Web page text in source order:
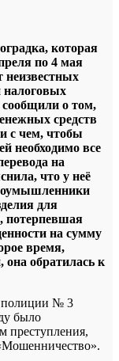
которая
по 4 мая
неизвестных
налоговых
сообщили о том,
средств
с чем, чтобы
необходимо все
на
что у неё
для
потерпевшая
на сумму
время,
обратилась к
полиции № 3
было
преступления,